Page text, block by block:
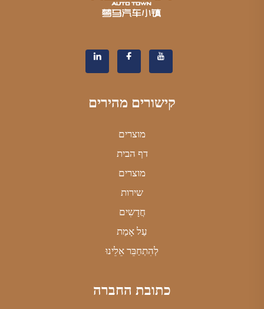
קישורים מהירים
מוצרים
דף הבית
מוצרים
שירות
חֲדָשִים
עַל אָמַת
לְהִתְחַבֵּר אֵלֵינוּ
כתובת החברה